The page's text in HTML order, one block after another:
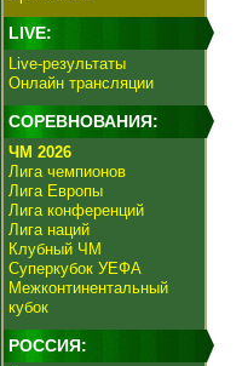
LIVE:
Live-результаты
Онлайн трансляции
СОРЕВНОВАНИЯ:
ЧМ 2026
Лига чемпионов
Лига Европы
Лига конференций
Лига наций
Клубный ЧМ
Суперкубок УЕФА
Межконтинентальный
кубок
РОССИЯ: